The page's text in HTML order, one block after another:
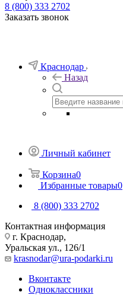
8 (800) 333 2702
Заказать звонок
Краснодар
Назад
Личный кабинет
Корзина0
Избранные товары0
8 (800) 333 2702
Контактная информация
г. Краснодар,
Уральская ул., 126/1
krasnodar@ura-podarki.ru
Вконтакте
Одноклассники